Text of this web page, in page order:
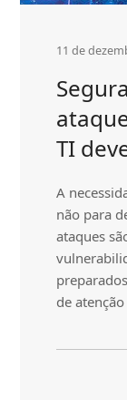
11 de
TI
A
não para
ataques
de